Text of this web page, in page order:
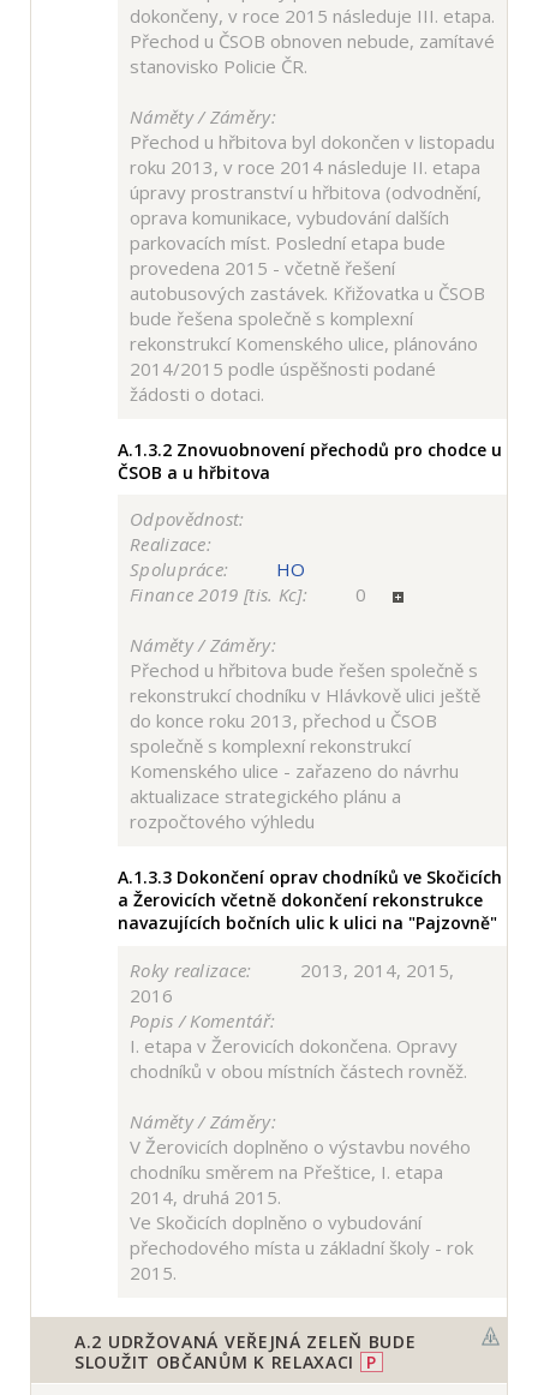
dokončeny, v roce 2015 následuje III. etapa.
Přechod u ČSOB obnoven nebude, zamítavé
stanovisko Policie ČR.
Náměty / Záměry:
Přechod u hřbitova byl dokončen v listopadu
roku 2013, v roce 2014 následuje II. etapa
úpravy prostranství u hřbitova (odvodnění,
oprava komunikace, vybudování dalších
parkovacích míst. Poslední etapa bude
provedena 2015 - včetně řešení
autobusových zastávek. Křižovatka u ČSOB
bude řešena společně s komplexní
rekonstrukcí Komenského ulice, plánováno
2014/2015 podle úspěšnosti podané
žádosti o dotaci.
A.1.3.2 Znovuobnovení přechodů pro chodce u
ČSOB a u hřbitova
Odpovědnost:
Realizace:
Spolupráce:
HO
Finance 2019 [tis. Kc]:
0
Náměty / Záměry:
Přechod u hřbitova bude řešen společně s
rekonstrukcí chodníku v Hlávkově ulici ještě
do konce roku 2013, přechod u ČSOB
společně s komplexní rekonstrukcí
Komenského ulice - zařazeno do návrhu
aktualizace strategického plánu a
rozpočtového výhledu
A.1.3.3 Dokončení oprav chodníků ve Skočicích
a Žerovicích včetně dokončení rekonstrukce
navazujících bočních ulic k ulici na "Pajzovně"
Roky realizace:
2013, 2014, 2015,
2016
Popis / Komentář:
I. etapa v Žerovicích dokončena. Opravy
chodníků v obou místních částech rovněž.
Náměty / Záměry:
V Žerovicích doplněno o výstavbu nového
chodníku směrem na Přeštice, I. etapa
2014, druhá 2015.
Ve Skočicích doplněno o vybudování
přechodového místa u základní školy - rok
2015.
A.2 UDRŽOVANÁ VEŘEJNÁ ZELEŇ BUDE
SLOUŽIT OBČANŮM K RELAXACI
P